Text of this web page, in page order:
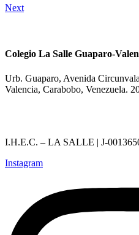
Next
Colegio La Salle Guaparo-
Urb. Guaparo, Avenida
Valencia, Carabobo, Venezuela.
I.H.E.C. – LA SALLE | J-
Instagram